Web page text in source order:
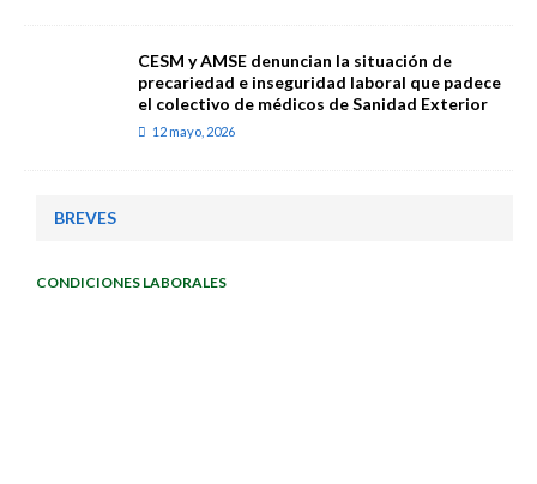
CESM y AMSE denuncian la situación de
precariedad e inseguridad laboral que padece
el colectivo de médicos de Sanidad Exterior
12 mayo, 2026
BREVES
CONDICIONES LABORALES